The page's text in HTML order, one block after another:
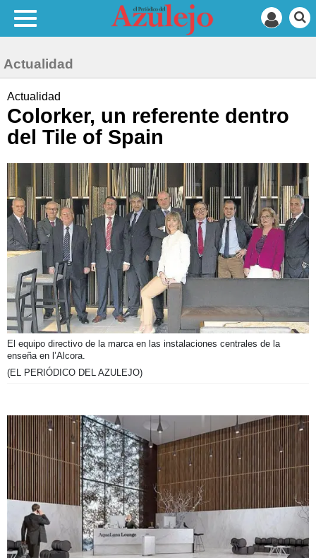
Actualidad
Actualidad
Colorker, un referente dentro
del Tile of Spain
El equipo directivo de la marca en las instalaciones centrales de la
enseña en l’Alcora.
(EL PERIÓDICO DEL AZULEJO)